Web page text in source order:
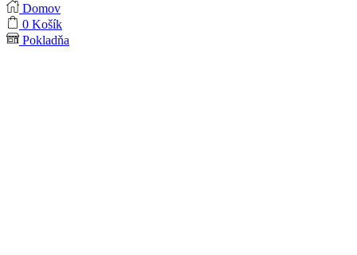
Domov
0 Košík
Pokladňa